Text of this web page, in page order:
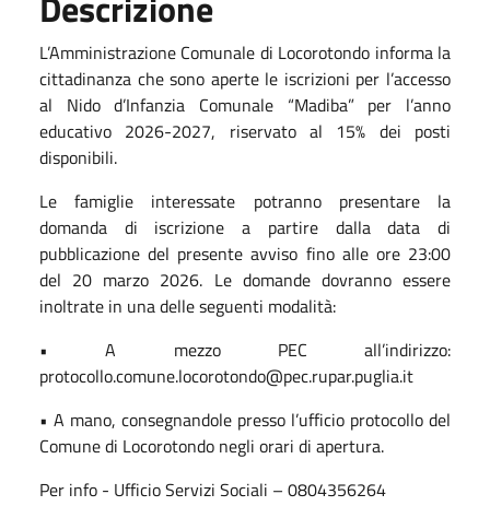
L’Amministrazione Comunale di Locorotondo informa la
cittadinanza che sono aperte le iscrizioni per l’accesso
al Nido d’Infanzia Comunale “Madiba” per l’anno
educativo 2026-2027, riservato al 15% dei posti
disponibili.
Le famiglie interessate potranno presentare la
domanda di iscrizione a partire dalla data di
pubblicazione del presente avviso fino alle ore 23:00
del 20 marzo 2026. Le domande dovranno essere
inoltrate in una delle seguenti modalità:
• A mezzo PEC all’indirizzo:
protocollo.comune.locorotondo@pec.rupar.puglia.it
• A mano, consegnandole presso l’ufficio protocollo del
Comune di Locorotondo negli orari di apertura.
Per info - Ufficio Servizi Sociali – 0804356264